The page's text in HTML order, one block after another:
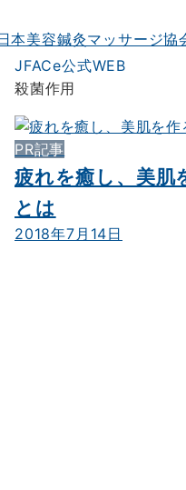
JFACe公式WEB
殺菌作用
PR記事
疲れを癒し、美肌
とは
2018年7月14日